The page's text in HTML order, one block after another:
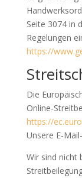
Seite 3074 in
Regelungen
https://
Die
Online-
https://
Unsere E-
Wir sind nicht